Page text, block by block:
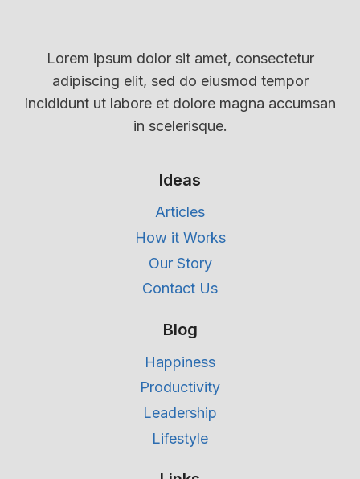
Lorem ipsum dolor sit amet, consectetur
adipiscing elit, sed do eiusmod tempor
incididunt ut labore et dolore magna accumsan
in scelerisque.
Ideas
Articles
How it Works
Our Story
Contact Us
Blog
Happiness
Productivity
Leadership
Lifestyle